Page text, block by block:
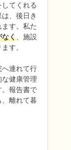
てくれる
、後日き
す。私た
なく、施設
す。
連れて行
健康管理
報告書で
離れて暮